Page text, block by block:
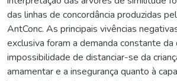
das linhas de concordância produzidas
AntConc. As principais vivências
exclusiva foram a demanda constante da
impossibilidade de distanciar-se da
amamentar e a insegurança quanto à